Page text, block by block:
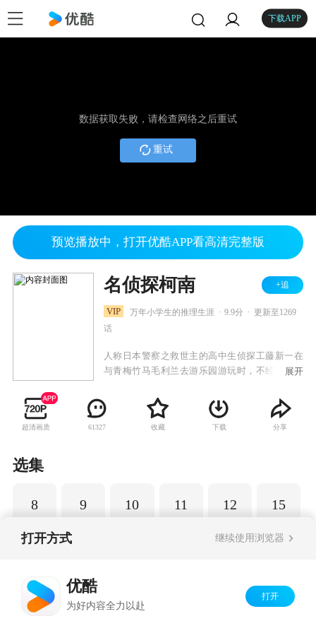
下载APP
数据获取失败，请检查网络之后重试
重试
预览播放中，打开优酷APP看高清完整版
名侦探柯南 +追
VIP 万年小学生的推理生涯 9.9分
更新至1269
话
人称日本警察之救世主的高中生侦探工藤新一在
与青梅竹马毛利兰去游乐园游玩时，不经意中发
踪，并目睹了黑衣人正在进行可疑交易。不料，
却被另一名黑衣人在背后击晕，被强行灌下一种
名为APTX-4869的毒药，致使身体变小。为了在
侦探，柯南实在看不下去毛利小五郎经常做的一
展开
超清画质 61327 收藏 下载 分享
选集
8 9 10 11 12 15
打开方式 继续使用浏览器
优酷
为好内容全力以赴
打开